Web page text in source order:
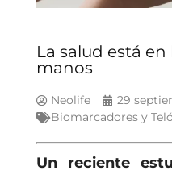
La salud está
manos
Neolife
29
Biomarcadores y
Un reciente